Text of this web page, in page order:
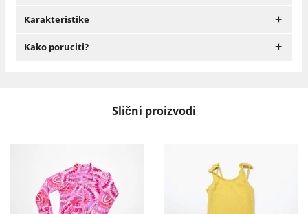
Karakteristike +
Kako poruciti? +
Slični proizvodi